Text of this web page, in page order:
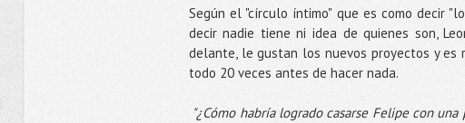
Según el "círculo íntimo" que es como decir
decir nadie tiene ni idea de quienes son,
delante, le gustan los nuevos proyectos y es
todo 20 veces antes de hacer nada.
"¿Cómo habría logrado casarse Felipe con